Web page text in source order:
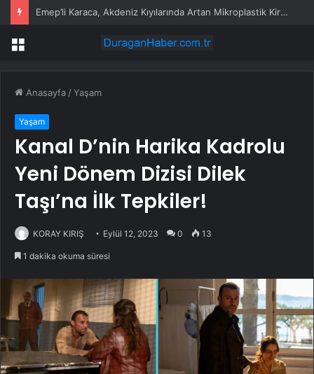
Emep’li Karaca, Akdeniz Kıyılarında Artan Mikroplastik Kirliliği TBMM Gündemine Taşıdı
Menü
Anasayfa /Yaşam
Yaşam
Kanal D’nin Harika Kadrolu
Yeni Dönem Dizisi Dilek
Taşı’na İlk Tepkiler!
KORAY KIRIŞ Eylül 12, 2023 0 13
1 dakika okuma süresi